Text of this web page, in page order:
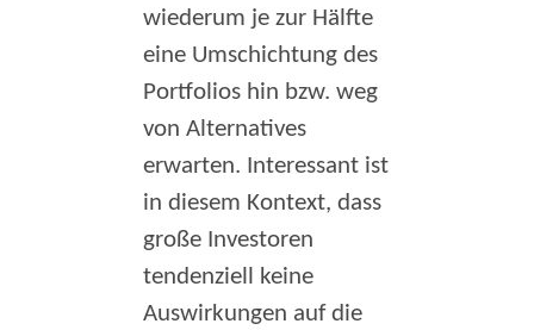
wiederum je zur Hälfte
eine Umschichtung des
Portfolios hin bzw. weg
von Alternatives
erwarten. Interessant ist
in diesem Kontext, dass
große Investoren
tendenziell keine
Auswirkungen auf die